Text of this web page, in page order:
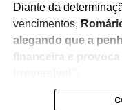
Diante da
vencimentos,
alegando que a
financeira e provoca
Na manifestação